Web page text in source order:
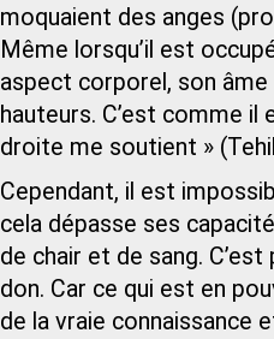
moquaient des anges
Même lorsqu’il est
aspect corporel, son
hauteurs. C’est comme il
droite me soutient »
Cependant, il est
cela dépasse ses
de chair et de sang.
don. Car ce qui est en
de la vraie connaissance